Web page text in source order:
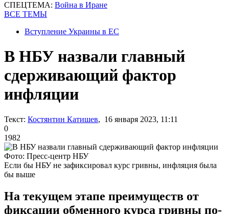
СПЕЦТЕМА: Война в Иране
ВСЕ ТЕМЫ
Вступление Украины в ЕС
В НБУ назвали главный
сдерживающий фактор
инфляции
Текст: Костянтин Катишев, 16 января 2023, 11:11
0
1982
Фото: Пресс-центр НБУ
Если бы НБУ не зафиксировал курс гривны, инфляция была
бы выше
На текущем этапе преимуществ от
фиксации обменного курса гривны по-